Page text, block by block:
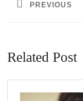
PREVIOUS
Related Post